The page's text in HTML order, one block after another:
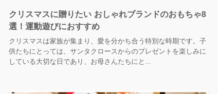
クリスマスに贈りたい おしゃれブランドのおもちゃ8
選！運動遊びにおすすめ
クリスマスは家族が集まり、愛を分かち合う特別な時期です。子
供たちにとっては、サンタクロースからのプレゼントを楽しみに
している大切な日であり、お母さんたちにと...